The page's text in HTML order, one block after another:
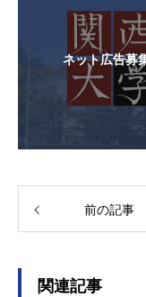
ネット広告募
前の記事
関連記事